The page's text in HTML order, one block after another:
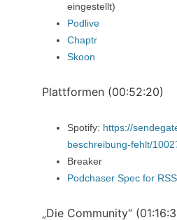
eingestellt)
Podlive
Chaptr
Skoon
Plattformen (00:52:20)
Spotify: https://
beschreibung-fehlt/
Breaker
Podchaser Spec for
„Die Community“